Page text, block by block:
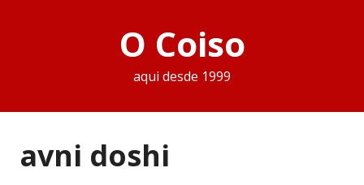
O Coiso
aqui desde 1999
avni doshi